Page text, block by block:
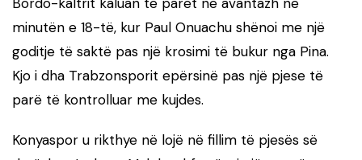
minutën e 18-të, kur Paul Onuachu shënoi me një
goditje të saktë pas një krosimi të bukur nga Pina.
Kjo i dha Trabzonsporit epërsinë pas një pjese të
parë të kontrolluar me kujdes.
Konyaspor u rikthye në lojë në fillim të pjesës së